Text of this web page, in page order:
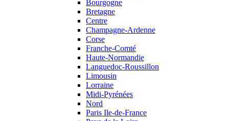
Bourgogne
Bretagne
Centre
Champagne-Ardenne
Corse
Franche-Comté
Haute-Normandie
Languedoc-Roussillon
Limousin
Lorraine
Midi-Pyrénées
Nord
Paris Ile-de-France